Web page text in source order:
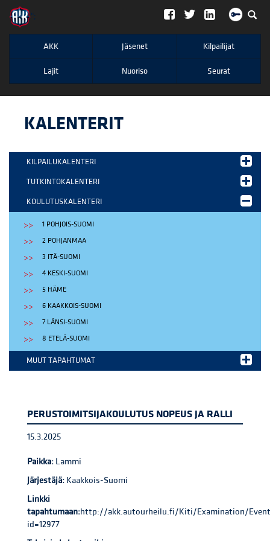
";
AKK Jäsenet Kilpailijat
Lajit Nuoriso Seurat
KALENTERIT
KILPAILUKALENTERI
TUTKINTOKALENTERI
KOULUTUSKALENTERI
1 POHJOIS-SUOMI
2 POHJANMAA
3 ITÄ-SUOMI
4 KESKI-SUOMI
5 HÄME
6 KAAKKOIS-SUOMI
7 LÄNSI-SUOMI
8 ETELÄ-SUOMI
MUUT TAPAHTUMAT
PERUSTOIMITSIJAKOULUTUS NOPEUS JA RALLI
15.3.2025
Paikka: Lammi
Järjestäjä: Kaakkois-Suomi
Linkki
tapahtumaan:http://akk.autourheilu.fi/Kiti/Examination/
id=12977